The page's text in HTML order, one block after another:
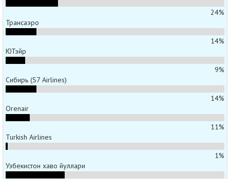
24%
Трансаэро
14%
ЮТэйр
9%
Сибирь (S7 Airlines)
14%
Orenair
11%
Turkish Airlines
1%
Узбекистон хаво йуллари